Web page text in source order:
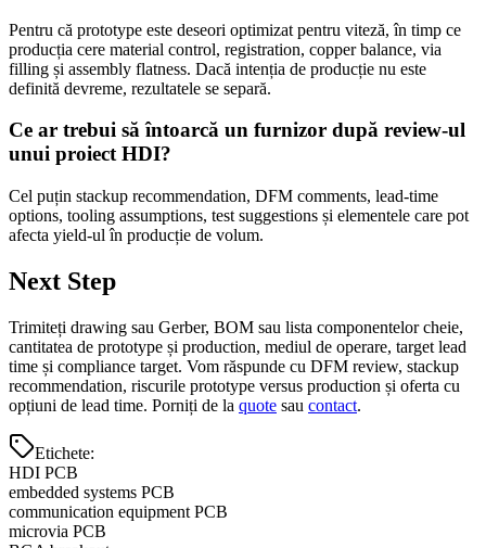
Pentru că prototype este deseori optimizat pentru viteză, în timp ce
producția cere material control, registration, copper balance, via
filling și assembly flatness. Dacă intenția de producție nu este
definită devreme, rezultatele se separă.
Ce ar trebui să întoarcă un furnizor după review-ul
unui proiect HDI?
Cel puțin stackup recommendation, DFM comments, lead-time
options, tooling assumptions, test suggestions și elementele care pot
afecta yield-ul în producție de volum.
Next Step
Trimiteți drawing sau Gerber, BOM sau lista componentelor cheie,
cantitatea de prototype și production, mediul de operare, target lead
time și compliance target. Vom răspunde cu DFM review, stackup
recommendation, riscurile prototype versus production și oferta cu
opțiuni de lead time. Porniți de la quote sau contact.
Etichete:
HDI PCB
embedded systems PCB
communication equipment PCB
microvia PCB